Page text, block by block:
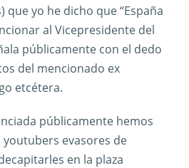
yo he dicho que “España
al Vicepresidente del
públicamente con el dedo
del mencionado ex
etcétera.
públicamente hemos
evasores de
en la plaza